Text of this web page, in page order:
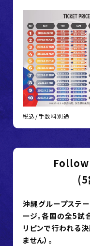
税込/手数料別途
Follow
(5
沖縄グループステ
ージ。各国の全5試
リピンで行われる
ません）。